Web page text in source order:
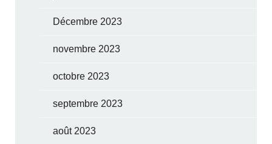
Décembre 2023
novembre 2023
octobre 2023
septembre 2023
août 2023